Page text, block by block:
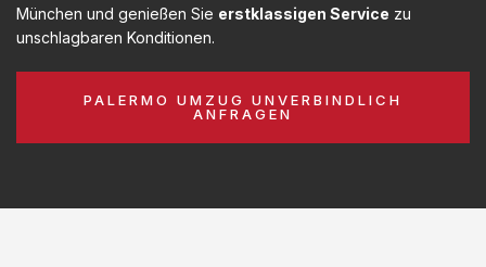
München und genießen Sie erstklassigen Service zu
unschlagbaren Konditionen.
PALERMO UMZUG UNVERBINDLICH
ANFRAGEN